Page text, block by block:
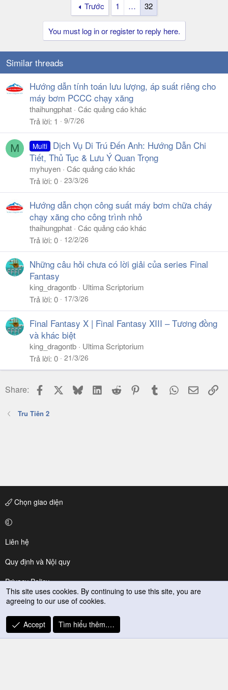
Trước 1 … 32
You must log in or register to reply here.
Similar threads
Hướng dẫn tính toán lưu lượng, áp suất riêng cho
máy bơm PCCC chạy xăng
thaihungphat Các quảng cáo khác
Trả lời 1 9/7/26
M Multi
Dịch Vụ Di Trú Đến Anh: Hướng Dẫn Chi
Tiết, Thủ Tục & Lưu Ý Quan Trọng
myhuyen Các quảng cáo khác
Trả lời 0 23/3/26
Hướng dẫn chọn công suất máy bơm chữa cháy
chạy xăng cho công trình nhỏ
thaihungphat Các quảng cáo khác
Trả lời 0 12/2/26
Những câu hỏi chưa có lời giải của series Final
Fantasy
king_dragontb
Ultima Scriptorium
Trả lời 0 17/3/26
Final Fantasy X | Final Fantasy XIII – Tương đồng
và khác biệt
king_dragontb
Ultima Scriptorium
Trả lời 0 21/3/26
Share: Facebook BlueskyLinkedIn
Reddit PinterestTumblr WhatsApp
Email
Tru Tiên 2
Chọn giao diện
Liên hệ
Quy định và Nội quy
Privacy Policy
Trợ giúp
R
S
This site uses cookies. By continuing to use this site, you are
agreeing to our use of cookies.
Accept Tìm hiểu thêm.…